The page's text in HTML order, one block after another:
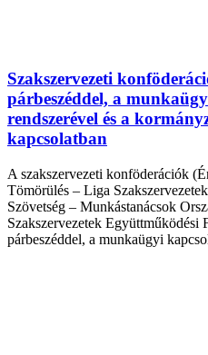
Szakszervezeti
párbeszéddel, a
rendszerével és a
kapcsolatban
A szakszervezeti konföderációk
Tömörülés – Liga
Szövetség – Munkástanácsok
Szakszervezetek Együttműködési
párbeszéddel, a munkaügyi